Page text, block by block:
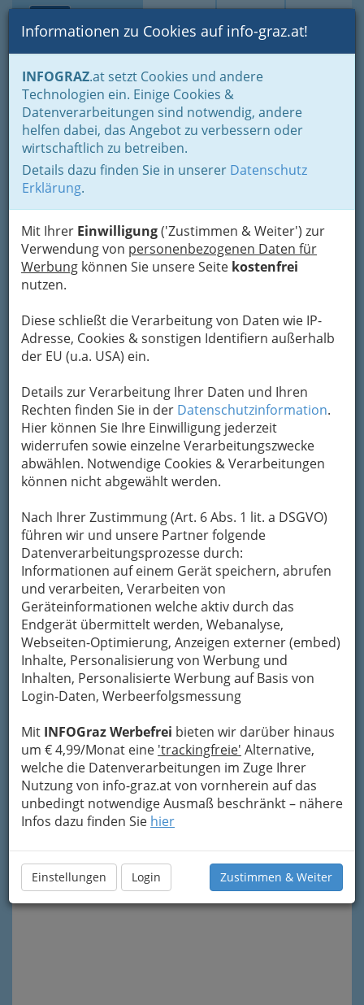
Suche Login Toggle
Informationen zu Cookies auf info-graz.at!
INFOGRAZ.at setzt Cookies und andere
Technologien ein. Einige Cookies &
Datenverarbeitungen sind notwendig, andere
helfen dabei, das Angebot zu verbessern oder
wirtschaftlich zu betreiben.
Details dazu finden Sie in unserer Datenschutz
Erklärung.
Mit Ihrer Einwilligung('Zustimmen & Weiter') zur
Verwendung von personenbezogenen Daten für
Werbung können Sie unsere Seite kostenfrei
nutzen.
Diese schließt die Verarbeitung von Daten wie IP-
Adresse, Cookies & sonstigen Identifiern außerhalb
der EU (u.a. USA) ein.
Details zur Verarbeitung Ihrer Daten und Ihren
Rechten finden Sie in der Datenschutzinformation.
Hier können Sie Ihre Einwilligung jederzeit
widerrufen sowie einzelne Verarbeitungszwecke
abwählen. Notwendige Cookies & Verarbeitungen
können nicht abgewählt werden.
Nach Ihrer Zustimmung (Art. 6 Abs. 1 lit. a DSGVO)
führen wir und unsere Partner folgende
Datenverarbeitungsprozesse durch:
Informationen auf einem Gerät speichern, abrufen
und verarbeiten, Verarbeiten von
Geräteinformationen welche aktiv durch das
Endgerät übermittelt werden, Webanalyse,
Webseiten-Optimierung, Anzeigen externer (embed)
Inhalte, Personalisierung von Werbung und
Inhalten, Personalisierte Werbung auf Basis von
Login-Daten, Werbeerfolgsmessung
Mit INFOGraz Werbefrei bieten wir darüber hinaus
um € 4,99/Monat eine 'trackingfreie' Alternative,
welche die Datenverarbeitungen im Zuge Ihrer
Nutzung von info-graz.at von vornherein auf das
unbedingt notwendige Ausmaß beschränkt – nähere
Infos dazu finden Sie hier
Einstellungen Login Zustimmen & Weiter
Home Branchen
Blue Secret - Böheimkirchen
Untere Hauptstraße 29, 3071 Böheimkirchen
+43 664 3187 288
Karte
Karte anzeigen
Kontaktaufnahme
Um die Info-Graz Firmenvor Spam-Mails zu
bewahren, verwenden wir an dieser Stelle zur
Formular. Ihre Nachricht wird nach dem
Absenden umgehend per Mail an das
Unternehmen Blue Secret - Böheimkirchen
weitergeleitet.
Mein Name
Meine Email Adresse
Mein Betreff
Meine Nachricht
Meine Nachricht senden